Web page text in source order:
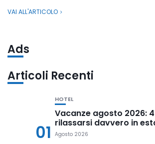
VAI ALL'ARTICOLO
Ads
Articoli Recenti
01
HOTEL
Vacanze agosto 2026:
rilassarsi davvero in
Agosto 2026